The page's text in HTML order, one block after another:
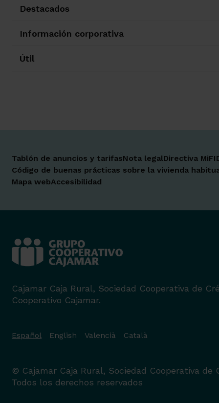
Destacados
Información corporativa
Útil
Tablón de anuncios y tarifasNota legalDirectiva
Código de buenas prácticas sobre la vivienda
Mapa webAccesibilidad
Cajamar Caja Rural, Sociedad Cooperativa de
Cooperativo Cajamar.
Español English Valencià Català
© Cajamar Caja Rural, Sociedad Cooperativa de
Todos los derechos reservados